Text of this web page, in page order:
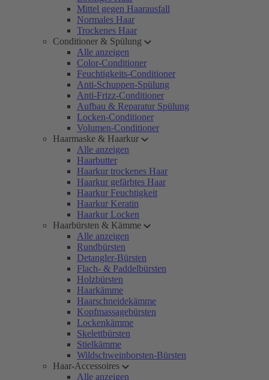
Mittel gegen Haarausfall
Normales Haar
Trockenes Haar
Conditioner & Spülung
Alle anzeigen
Color-Conditioner
Feuchtigkeits-Conditioner
Anti-Schuppen-Spülung
Anti-Frizz-Conditioner
Aufbau & Reparatur Spülung
Locken-Conditioner
Volumen-Conditioner
Haarmaske & Haarkur
Alle anzeigen
Haarbutter
Haarkur trockenes Haar
Haarkur gefärbtes Haar
Haarkur Feuchtigkeit
Haarkur Keratin
Haarkur Locken
Haarbürsten & Kämme
Alle anzeigen
Rundbürsten
Detangler-Bürsten
Flach- & Paddelbürsten
Holzbürsten
Haarkämme
Haarschneidekämme
Kopfmassagebürsten
Lockenkämme
Skelettbürsten
Stielkämme
Wildschweinborsten-Bürsten
Haar-Accessoires
Alle anzeigen